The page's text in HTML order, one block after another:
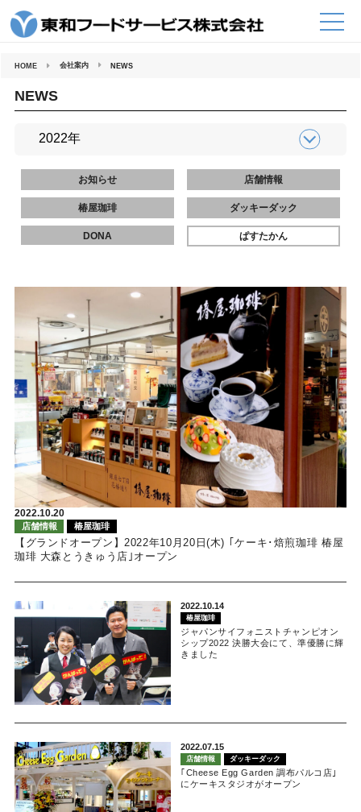
HOME 会社案内 NEWS
NEWS
お知らせ 店舗情報
椿屋珈琲 ダッキーダック
DONA ぱすたかん
2022.10.20
店舗情報 椿屋珈琲
【グランドオープン】2022年10月20日(木) ｢ケーキ･焙煎珈琲 椿屋
珈琲 大森とうきゅう店｣オープン
2022.10.14
椿屋珈琲
ジャパンサイフォニストチャンピオン
シップ2022 決勝大会にて、準優勝に輝
きました
2022.07.15
店舗情報 ダッキーダック
｢Cheese Egg Garden 調布パルコ店｣
にケーキスタジオがオープン